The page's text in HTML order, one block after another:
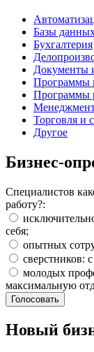
Базы
Бухгалтерия
Документы
Программы
Программы
Торговля и
Другое
Бизнес-
Специалистов
работу?:
себя;
опытных
сверстников:
молодых
максимальную
Новый